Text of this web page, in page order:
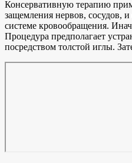
Консервативную терапию
защемления нервов, сосудов,
системе кровообращения.
Процедура предполагает
посредством толстой иглы.